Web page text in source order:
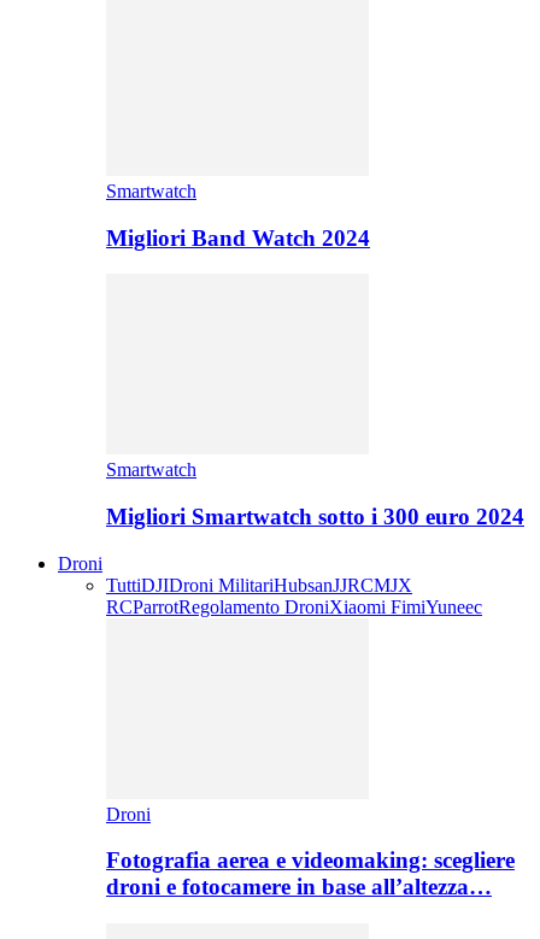
Smartwatch
Migliori Band Watch 2024
Smartwatch
Migliori Smartwatch sotto i 300 euro 2024
Droni
TuttiDJIDroni MilitariHubsanJJRCMJX
RCParrotRegolamento DroniXiaomi FimiYuneec
Droni
Fotografia aerea e videomaking: scegliere
droni e fotocamere in base all’altezza…